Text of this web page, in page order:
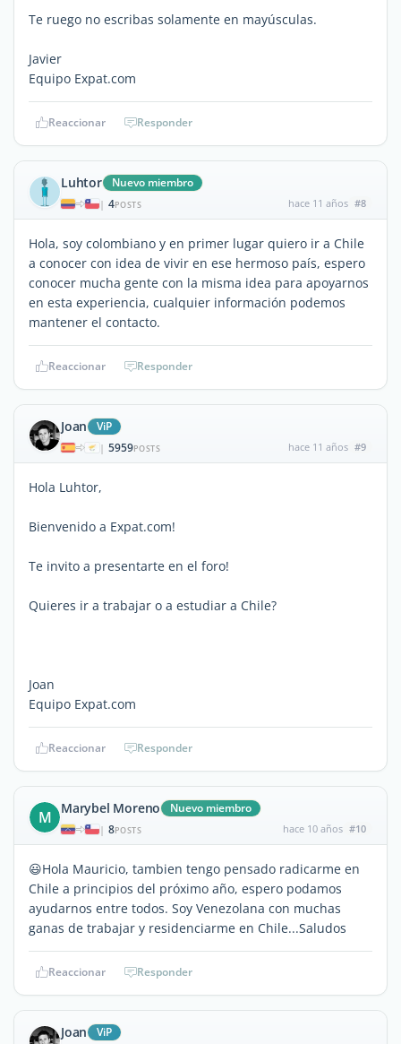
Te ruego no escribas solamente en mayúsculas.
Javier
Equipo Expat.com
Reaccionar Responder
Luhtor Nuevo miembro
| 4POSTS hace 11 años #8
Hola, soy colombiano y en primer lugar quiero ir a Chile
a conocer con idea de vivir en ese hermoso país, espero
conocer mucha gente con la misma idea para apoyarnos
en esta experiencia, cualquier información podemos
mantener el contacto.
Reaccionar Responder
Joan ViP
| 5959POSTS hace 11 años #9
Hola Luhtor,
Bienvenido a Expat.com!
Te invito a presentarte en el foro!
Quieres ir a trabajar o a estudiar a Chile?
Joan
Equipo Expat.com
Reaccionar Responder
M Marybel Moreno Nuevo miembro
| 8POSTS hace 10 años #10
😃Hola Mauricio, tambien tengo pensado radicarme en
Chile a principios del próximo año, espero podamos
ayudarnos entre todos. Soy Venezolana con muchas
ganas de trabajar y residenciarme en Chile...Saludos
Reaccionar Responder
Joan ViP